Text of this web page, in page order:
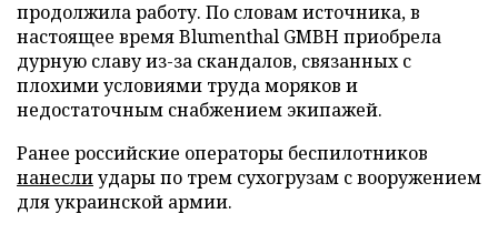
продолжила работу. По словам источника, в
настоящее время Blumenthal GMBH приобрела
дурную славу из-за скандалов, связанных с
плохими условиями труда моряков и
недостаточным снабжением экипажей.
Ранее российские операторы беспилотников
нанеслиудары по трем сухогрузам с вооружением
для украинской армии.